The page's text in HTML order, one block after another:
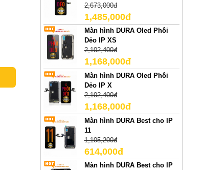
2,673,000đ
1,485,000đ
Màn hình DURA Oled Phôi
Dẻo IP XS
2,102,400đ
1,168,000đ
Màn hình DURA Oled Phôi
Dẻo IP X
2,102,400đ
1,168,000đ
Màn hình DURA Best cho IP
11
1,105,200đ
614,000đ
Màn hình DURA Best cho IP